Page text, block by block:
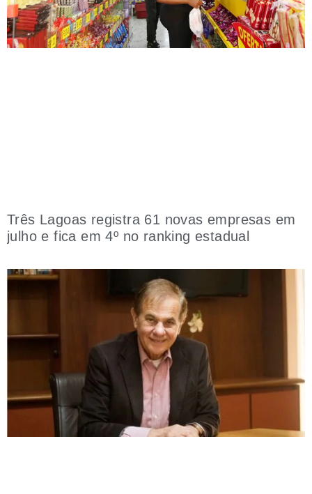
Três Lagoas registra 61 novas empresas em
julho e fica em 4º no ranking estadual